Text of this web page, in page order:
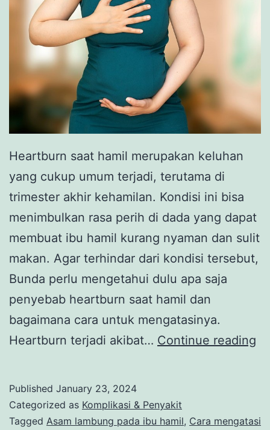
Heartburn saat hamil merupakan keluhan
yang cukup umum terjadi, terutama di
trimester akhir kehamilan. Kondisi ini bisa
menimbulkan rasa perih di dada yang dapat
membuat ibu hamil kurang nyaman dan sulit
makan. Agar terhindar dari kondisi tersebut,
Bunda perlu mengetahui dulu apa saja
penyebab heartburn saat hamil dan
bagaimana cara untuk mengatasinya.
Heartburn terjadi akibat… Continue reading
Published January 23, 2024
Categorized as Komplikasi & Penyakit
Tagged Asam lambung pada ibu hamil, Cara mengatasi